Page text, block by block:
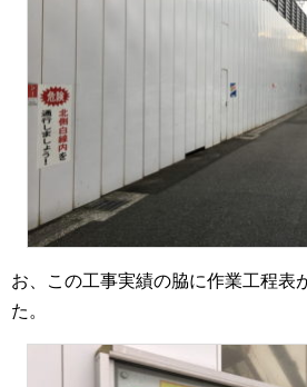
お、この工事実績の脇に作業工程表
た。